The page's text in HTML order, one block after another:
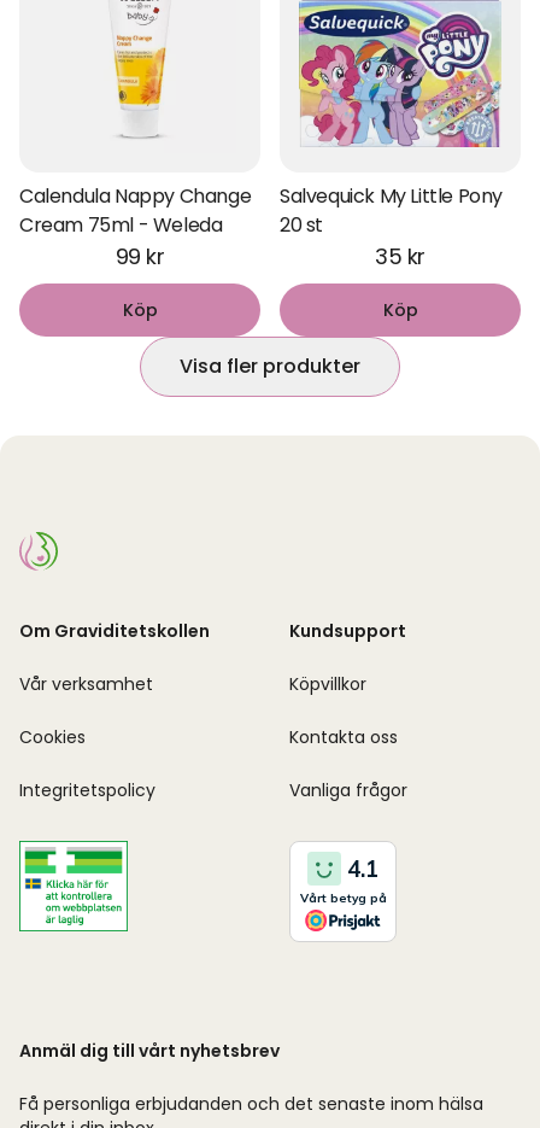
Calendula Nappy Change
Cream 75ml - Weleda
99 kr
Köp
Salvequick My Little Pony
20 st
35 kr
Köp
Visa fler produkter
Om Graviditetskollen
Vår verksamhet
Cookies
Integritetspolicy
Kundsupport
Köpvillkor
Kontakta oss
Vanliga frågor
Anmäl dig till vårt nyhetsbrev
Få personliga erbjudanden och det senaste inom hälsa